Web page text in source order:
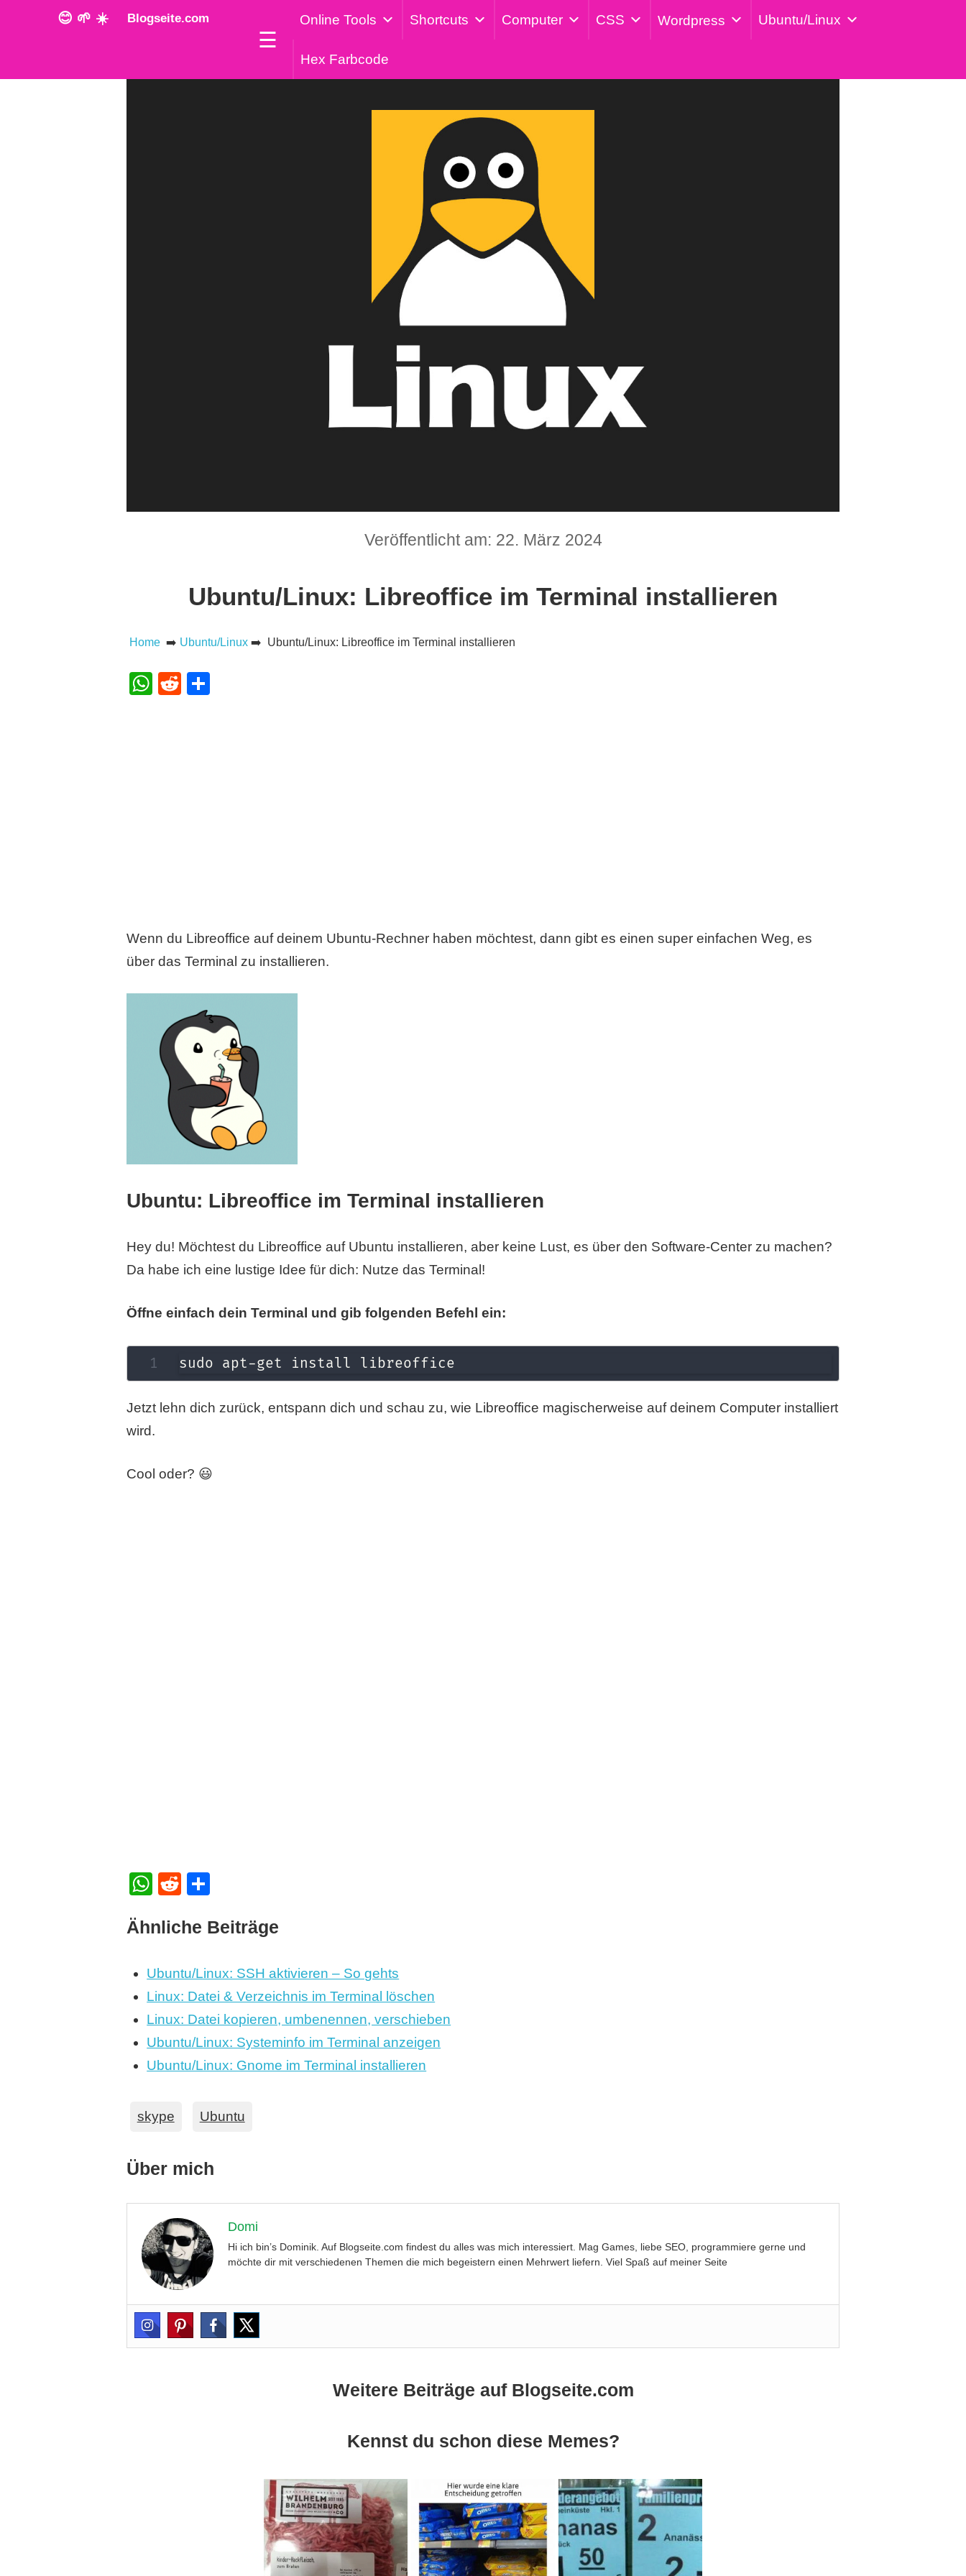
😊 🌱 ☀️ Blogseite.com
☰
Online Tools Shortcuts Computer CSS Wordpress Ubuntu/Linux
Hex Farbcode
Veröffentlicht am: 22. März 2024
Ubuntu/Linux: Libreoffice im Terminal installieren
Home ➡️ Ubuntu/Linux➡️ Ubuntu/Linux: Libreoffice im Terminal installieren
WhatsApp
Reddit
Wenn du Libreoffice auf deinem Ubuntu-Rechner haben möchtest, dann gibt es einen super einfachen Weg, es
über das Terminal zu installieren.
Ubuntu: Libreoffice im Terminal installieren
Hey du! Möchtest du Libreoffice auf Ubuntu installieren, aber keine Lust, es über den Software-Center zu machen?
Da habe ich eine lustige Idee für dich: Nutze das Terminal!
Öffne einfach dein Terminal und gib folgenden Befehl ein:
sudo apt-get install libreoffice
Jetzt lehn dich zurück, entspann dich und schau zu, wie Libreoffice magischerweise auf deinem Computer installiert
wird.
Cool oder? 😃
WhatsApp
Reddit
Ähnliche Beiträge
Ubuntu/Linux: SSH aktivieren – So gehts
Linux: Datei & Verzeichnis im Terminal löschen
Linux: Datei kopieren, umbenennen, verschieben
Ubuntu/Linux: Systeminfo im Terminal anzeigen
Ubuntu/Linux: Gnome im Terminal installieren
skype Ubuntu
Über mich
Domi
Hi ich bin’s Dominik. Auf Blogseite.com findest du alles was mich interessiert. Mag Games, liebe SEO, programmiere gerne und
möchte dir mit verschiedenen Themen die mich begeistern einen Mehrwert liefern. Viel Spaß auf meiner Seite
Weitere Beiträge auf Blogseite.com
Kennst du schon diese Memes?